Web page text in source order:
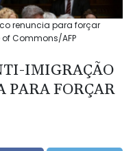
renuncia para forçar
Commons/AFP
IMIGRAÇÃO
PARA FORÇAR